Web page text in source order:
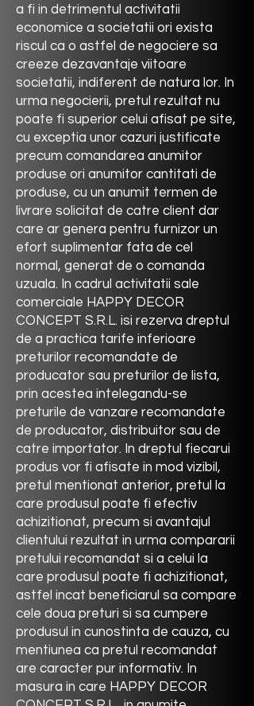
a fi in detrimentul activitatii
economice a societatii ori exista
riscul ca o astfel de negociere sa
creeze dezavantaje viitoare
societatii, indiferent de natura lor. In
urma negocierii, pretul rezultat nu
poate fi superior celui afisat pe site,
cu exceptia unor cazuri justificate
precum comandarea anumitor
produse ori anumitor cantitati de
produse, cu un anumit termen de
livrare solicitat de catre client dar
care ar genera pentru furnizor un
efort suplimentar fata de cel
normal, generat de o comanda
uzuala. In cadrul activitatii sale
comerciale HAPPY DECOR
CONCEPT S.R.L. isi rezerva dreptul
de a practica tarife inferioare
preturilor recomandate de
producator sau preturilor de lista,
prin acestea intelegandu-se
preturile de vanzare recomandate
de producator, distribuitor sau de
catre importator. In dreptul fiecarui
produs vor fi afisate in mod vizibil,
pretul mentionat anterior, pretul la
care produsul poate fi efectiv
achizitionat, precum si avantajul
clientului rezultat in urma compararii
pretului recomandat si a celui la
care produsul poate fi achizitionat,
astfel incat beneficiarul sa compare
cele doua preturi si sa cumpere
produsul in cunostinta de cauza, cu
mentiunea ca pretul recomandat
are caracter pur informativ. In
masura in care HAPPY DECOR